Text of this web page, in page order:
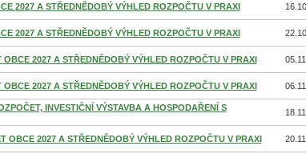
2027 A STŘEDNĚDOBÝ VÝHLED ROZPOČTU V PRAXI
2027 A STŘEDNĚDOBÝ VÝHLED ROZPOČTU V PRAXI
2027 A STŘEDNĚDOBÝ VÝHLED ROZPOČTU V PRAXI
2027 A STŘEDNĚDOBÝ VÝHLED ROZPOČTU V PRAXI
INVESTIČNÍ VÝSTAVBA A HOSPODAŘENÍ S
OBCE 2027 A STŘEDNĚDOBÝ VÝHLED ROZPOČTU V PRAXI